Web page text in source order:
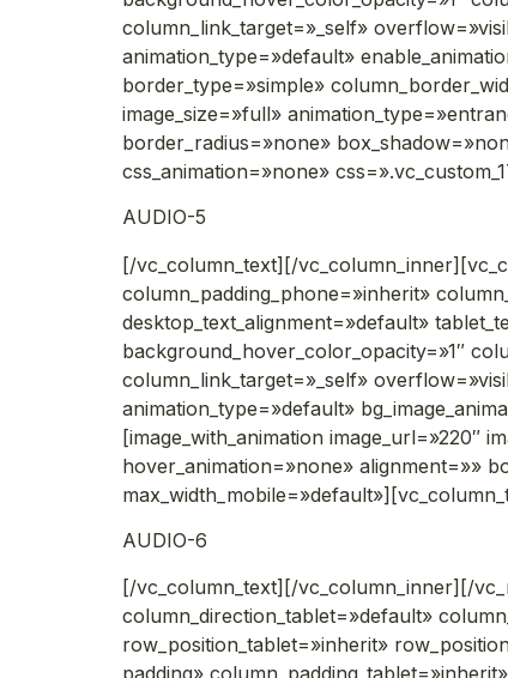
column_link_target=»_self»
animation_type=»default»
border_type=»simple»
image_size=»full»
border_radius=»none»
css_animation=»none»
AUDIO-5
[/vc_column_text][/
column_padding_phone=»inherit»
desktop_text_alignment=»default»
background_hover_color_opacity=»1″
column_link_target=»_self»
animation_type=»default»
[image_with_animation image_url=»220″
hover_animation=»none» alignment=»»
AUDIO-6
[/vc_column_text][/vc_column_inner][/
column_direction_tablet=»default»
row_position_tablet=»inherit»